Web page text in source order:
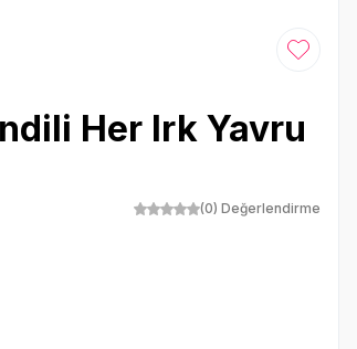
Favoriye
Her Irk Yavru
(0) Değerlendirme